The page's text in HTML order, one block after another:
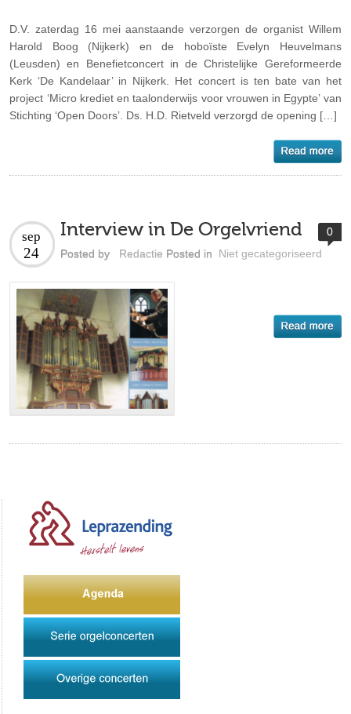
D.V. zaterdag 16 mei aanstaande verzorgen de organist Willem
Harold Boog (Nijkerk) en de hoboïste Evelyn Heuvelmans
(Leusden) en Benefietconcert in de Christelijke Gereformeerde
Kerk ‘De Kandelaar’ in Nijkerk. Het concert is ten bate van het
project ‘Micro krediet en taalonderwijs voor vrouwen in Egypte’ van
Stichting ‘Open Doors’. Ds. H.D. Rietveld verzorgd de opening […]
Interview in De Orgelvriend
sep
24 Posted by Redactie Posted in Niet gecategoriseerd
0